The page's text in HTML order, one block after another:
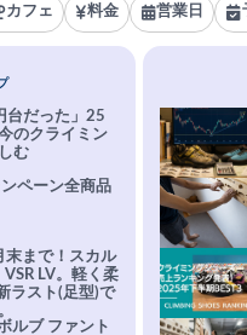
カフェ 料金 営業日
台だった」25
のクライミン
む
ペーン全商品
まで！スカル
LV。軽く柔
ラスト(足型)で
ルブ ファント